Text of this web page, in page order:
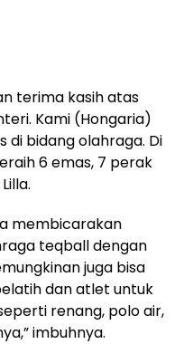
terima kasih atas
Kami (Hongaria)
di bidang olahraga. Di
6 emas, 7 perak
membicarakan
teqball dengan
juga bisa
dan atlet untuk
renang, polo air,
imbuhnya.